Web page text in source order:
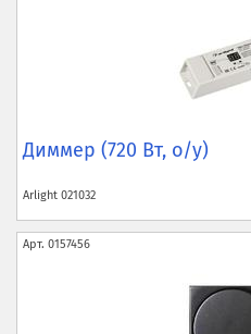
Диммер (720 Вт, о/у)
Arlight 021032
Арт. 0157456